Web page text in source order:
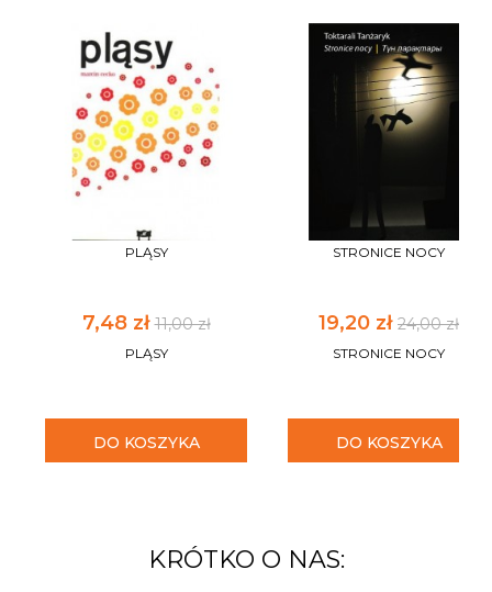
PLĄSY
7,48 zł11,00 zł
PLĄSY
DO KOSZYKA
STRONICE NOCY
19,20 zł 24,00 zł
STRONICE NOCY
DO KOSZYKA
KRÓTKO O NAS: